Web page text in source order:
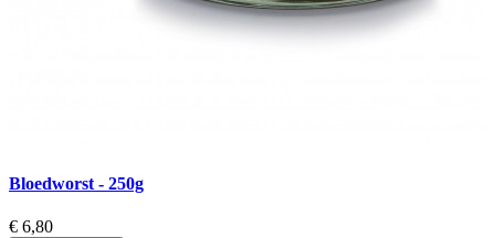
Bloedworst - 250g
€ 6,80